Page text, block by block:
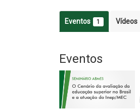
Eventos 1 Vídeos
Eventos